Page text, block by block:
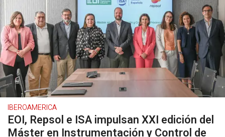
IBEROAMERICA
EOI, Repsol e ISA impulsan XXI edición del
Máster en Instrumentación y Control de